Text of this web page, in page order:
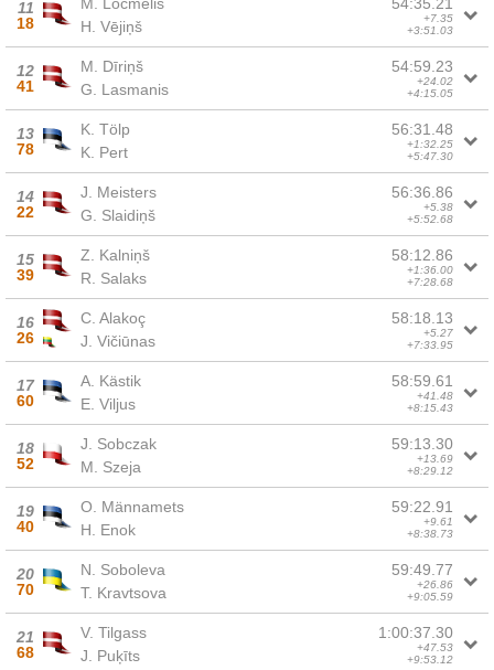
11
18
H. Vējiņš
+7.35
+3:51.03
12
41
M. Dīriņš
G. Lasmanis
54:59.23
+24.02
+4:15.05
13
78
K. Tölp
K. Pert
56:31.48
+1:32.25
+5:47.30
14
22
J. Meisters
G. Slaidiņš
56:36.86
+5.38
+5:52.68
15
39
Z. Kalniņš
R. Salaks
58:12.86
+1:36.00
+7:28.68
16
26
C. Alakoç
J. Vičiūnas
58:18.13
+5.27
+7:33.95
17
60
A. Kästik
E. Viljus
58:59.61
+41.48
+8:15.43
18
52
J. Sobczak
M. Szeja
59:13.30
+13.69
+8:29.12
19
40
O. Männamets
H. Enok
59:22.91
+9.61
+8:38.73
20
70
N. Soboleva
T. Kravtsova
59:49.77
+26.86
+9:05.59
21
68
V. Tilgass
J. Puķīts
1:00:37.30
+47.53
+9:53.12